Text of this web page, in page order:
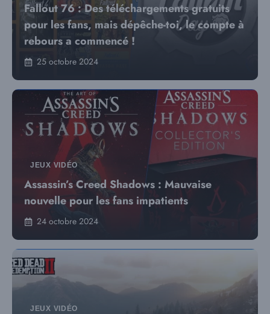
Fallout 76 : Des téléchargements gratuits
pour les fans, mais dépêche-toi, le compte à
rebours a commencé !
25 octobre 2024
JEUX VIDÉO
Assassin’s Creed Shadows : Mauvaise
nouvelle pour les fans impatients
24 octobre 2024
JEUX VIDÉO